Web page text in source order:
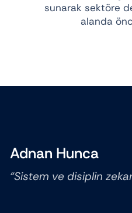
sunarak sektöre
alanda
Adnan Hunca
“Sistem ve disiplin